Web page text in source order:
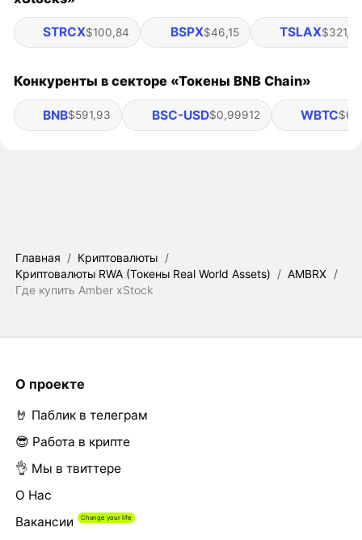
STRCX$100,84 BSPX$46,15 TSLAX$321,88
Конкуренты в секторе «Токены BNB Chain»
BNB$591,93 BSC-USD$0,99912 WBTC$65
Главная / Криптовалюты /
Криптовалюты RWA (Токены Real World Assets) / AMBRX /
Где купить Amber xStock
О проекте
🤘 Паблик в телеграм
😎 Работа в крипте
👌 Мы в твиттере
О Нас
Вакансии